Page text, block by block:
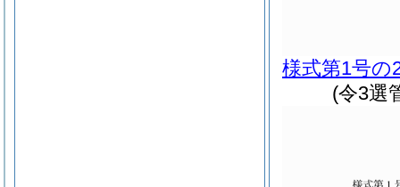
様式第1号の
(令3選